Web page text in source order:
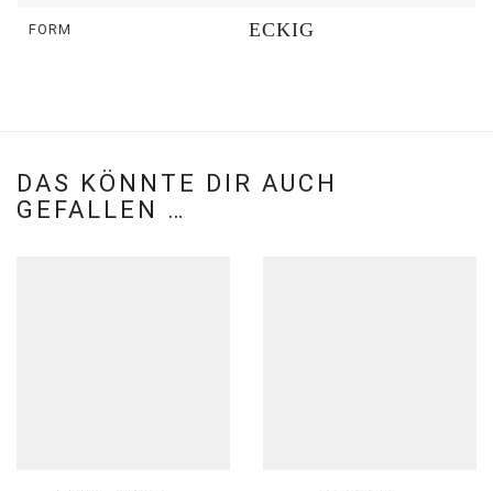
FORM ECKIG
DAS KÖNNTE DIR AUCH
GEFALLEN …